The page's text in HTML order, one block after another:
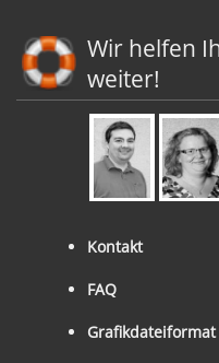
Wir helfen
weiter!
Kontakt
FAQ
Grafikdateiformat